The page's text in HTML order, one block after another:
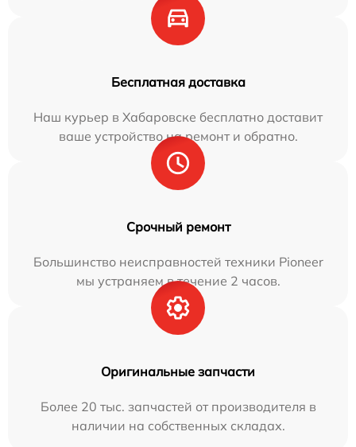
Бесплатная доставка
Наш курьер в Хабаровске бесплатно доставит
ваше устройство на ремонт и обратно.
Срочный ремонт
Большинство неисправностей техники Pioneer
мы устраняем в течение 2 часов.
Оригинальные запчасти
Более 20 тыс. запчастей от производителя в
наличии на собственных складах.